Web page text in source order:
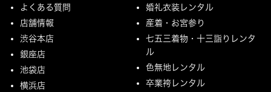
よくある質問
店舗情報
渋谷本店
銀座店
池袋店
横浜店
婚礼衣装レンタル
産着・お宮参り
七五三着物・十三詣りレンタ
ル
色無地レンタル
卒業袴レンタル